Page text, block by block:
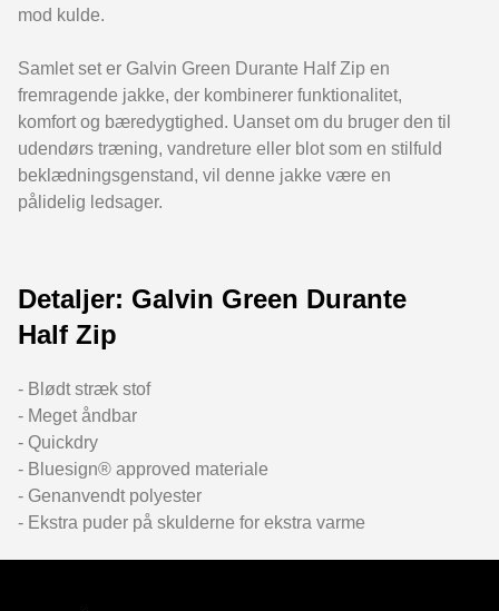
mod kulde.
Samlet set er Galvin Green Durante Half Zip en
fremragende jakke, der kombinerer funktionalitet,
komfort og bæredygtighed. Uanset om du bruger den til
udendørs træning, vandreture eller blot som en stilfuld
beklædningsgenstand, vil denne jakke være en
pålidelig ledsager.
Detaljer: Galvin Green Durante
Half Zip
- Blødt stræk stof
- Meget åndbar
- Quickdry
- Bluesign® approved materiale
- Genanvendt polyester
- Ekstra puder på skulderne for ekstra varme